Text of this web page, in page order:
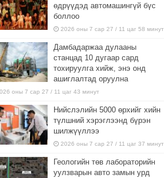
өдрүүдэд автомашингүй бүс
боллоо
2026 оны 7 сар 27 / 11 цаг 58 минут
Дамбадаржаа дулааны
станцад 10 дугаар сард
тохируулга хийж, энэ онд
ашиглалтад оруулна
оны 7 сар 27 / 11 цаг 43 минут
Нийслэлийн 5000 өрхийг хийн
түлшний хэрэглээнд бүрэн
шилжүүллээ
2026 оны 7 сар 27 / 11 цаг 37 минут
Геологийн төв лабораторийн
уулзварын авто замын урд